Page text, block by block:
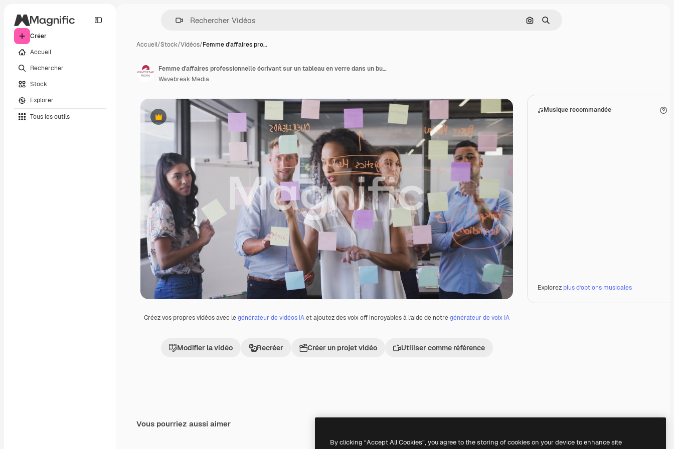
Créer
Accueil
Rechercher
Stock
Explorer
Tous les outils
Rechercher par image
Rechercher
Accueil/Stock/Vidéos/Femme d'affaires pro…
Premium
Créez vos propres vidéos avec legénérateur de vidéos IAet ajoutez des voix off incroyables à l’aide de notregénérateur de voix IA
Modifier la vidéo Recréer Créer un projet vidéo Utiliser comme référence
Musique recommandée
Explorez plus d’options musicales
Femme d'affaires professionnelle écrivant sur un tableau en verre dans un bureau moderne au ralenti.
Wavebreak Media
Vous pourriez aussi aimer
By clicking “Accept All Cookies”, you agree to the storing of cookies on your device to enhance site